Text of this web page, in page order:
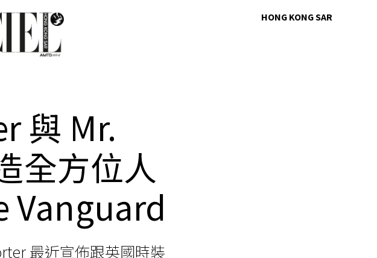
HONG KONG SAR
與 Mr.
全方位人
Vanguard
最近宣佈跟英國時裝